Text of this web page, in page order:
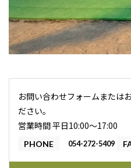
お問い合わせフォームまたは
ださい。
営業時間 平日10:00〜17:00
PHONE 054-272-5409